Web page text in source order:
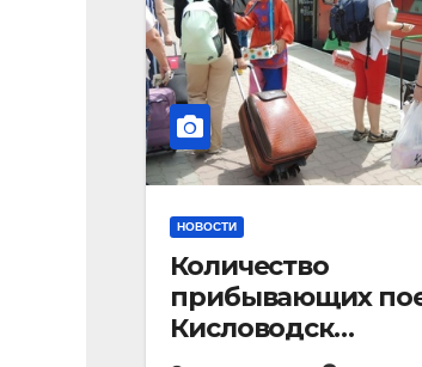
НОВОСТИ
Количество
прибывающих
Кисловодск
стремительно